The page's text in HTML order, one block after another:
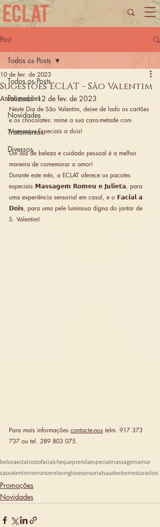
Post
Todos os Posts
Promoções
Novidades
Tratamentos
Diversos
Todos os Posts
Sugestões ECLAT - São Valentim
10 de fev. de 2023
Atualizado:12 de fev. de 2023
Neste Dia de São Valentim, deixe de lado os cartões
e os chocolates: mime a sua cara-metade com
Momentos Especiais a dois!
Um dia de beleza e cuidado pessoal é a melhor
maneira de comemorar o amor!
Durante este mês, a ECLAT oferece os pacotes
especiais 𝗠𝗮𝘀𝘀𝗮𝗴𝗲𝗺 𝗥𝗼𝗺𝗲𝘂 𝗲 𝗝𝘂𝗹𝗶𝗲𝘁𝗮, para
uma experiência sensorial em casal, e o 𝗙𝗮𝗰𝗶𝗮𝗹 𝗮
𝗗𝗼𝗶𝘀, para uma pele luminosa digna do jantar de
S. Valentim!
Para mais informações contacte-nos telm. 917 373
737 ou tel. 289 803 075.
belezaeclatrostofacialchequeprendaespecialmassagemamor
saovalentimromancerelaxinglovesensorialsaudeebemestaradois
Promoções
Novidades